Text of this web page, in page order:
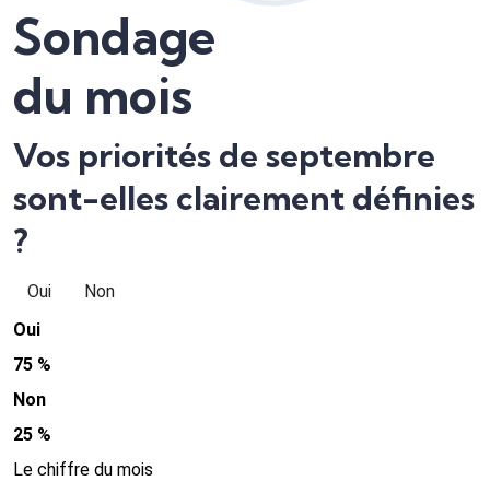
Sondage
du mois
Vos priorités de septembre
sont-elles clairement définies
?
Oui
Non
Oui
75 %
Non
25 %
Le chiffre du mois